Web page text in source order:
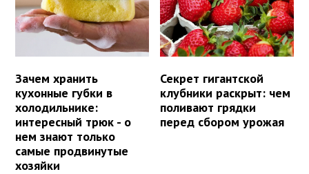
Зачем хранить
кухонные губки в
холодильнике:
интересный трюк - о
нем знают только
самые продвинутые
хозяйки
Секрет гигантской
клубники раскрыт: чем
поливают грядки
перед сбором урожая